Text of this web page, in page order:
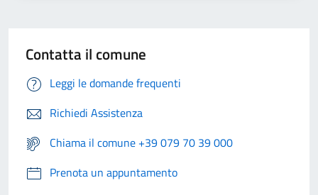
Contatta il comune
Leggi le domande frequenti
Richiedi Assistenza
Chiama il comune +39 079 70 39 000
Prenota un appuntamento